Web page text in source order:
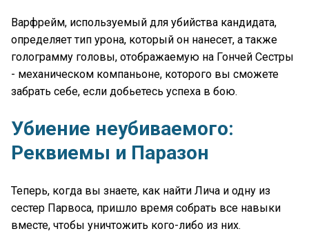
Варфрейм, используемый для убийства кандидата,
определяет тип урона, который он нанесет, а также
голограмму головы, отображаемую на Гончей Сестры
- механическом компаньоне, которого вы сможете
забрать себе, если добьетесь успеха в бою.
Убиение неубиваемого:
Реквиемы и Паразон
Теперь, когда вы знаете, как найти Лича и одну из
сестер Парвоса, пришло время собрать все навыки
вместе, чтобы уничтожить кого-либо из них.